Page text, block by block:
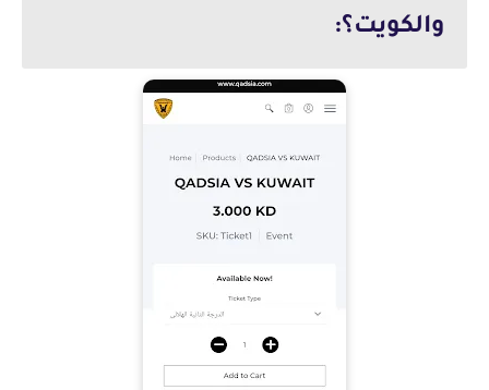
والكويت؟: